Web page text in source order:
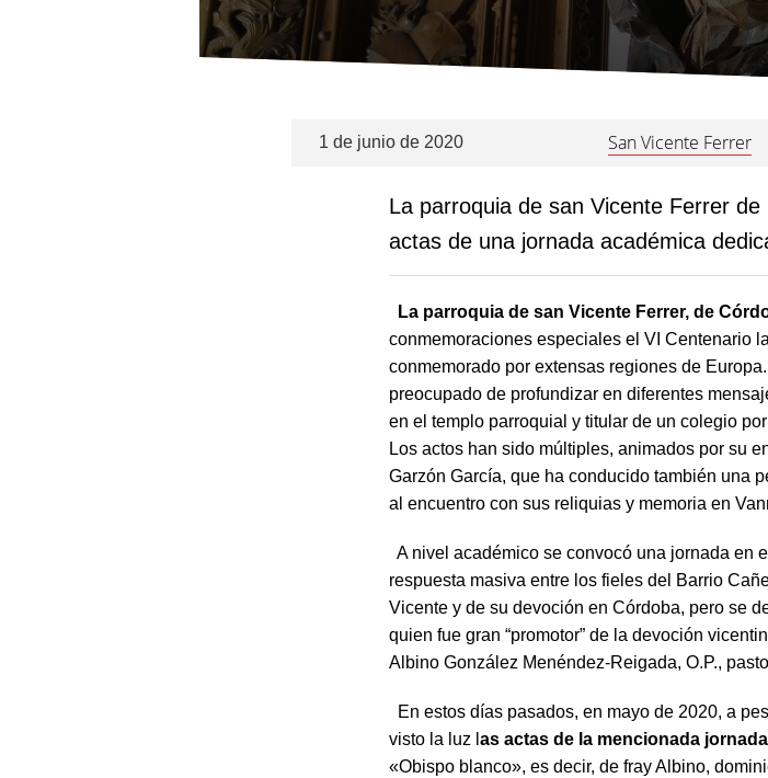
1 de junio de 2020 San Vicente Ferrer
La parroquia de san Vicente Ferrer
actas de una jornada académica
La parroquia de san Vicente Ferrer, de
conmemoraciones especiales el VI Centenario
conmemorado por extensas regiones de
preocupado de profundizar en diferentes
en el templo parroquial y titular de un colegio
Los actos han sido múltiples, animados por su
Garzón García, que ha conducido también una
al encuentro con sus reliquias y memoria en
A nivel académico se convocó una jornada en
respuesta masiva entre los fieles del Barrio
Vicente y de su devoción en Córdoba, pero se
quien fue gran “promotor” de la devoción
Albino González Menéndez-Reigada, O.P.,
En estos días pasados, en mayo de 2020, a
visto la luz las actas de la mencionada jornada
«Obispo blanco», es decir, de fray Albino,